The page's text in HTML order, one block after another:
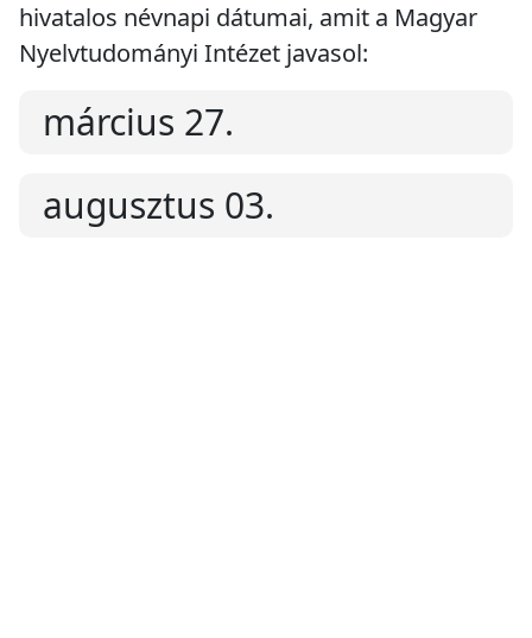
hivatalos névnapi dátumai, amit a Magyar
Nyelvtudományi Intézet javasol:
március 27.
augusztus 03.